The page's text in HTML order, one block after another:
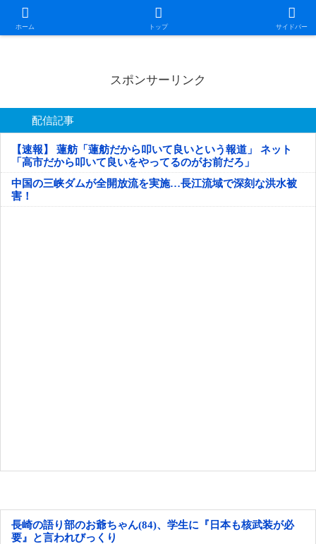
ホーム トップ サイドバー
日本第一！ニュース録
スポンサーリンク
配信記事
【速報】 蓮舫「蓮舫だから叩いて良いという報道」 ネット
「高市だから叩いて良いをやってるのがお前だろ」
中国の三峡ダムが全開放流を実施…長江流域で深刻な洪水被
害！
長崎の語り部のお爺ちゃん(84)、学生に『日本も核武装が必
要』と言われびっくり